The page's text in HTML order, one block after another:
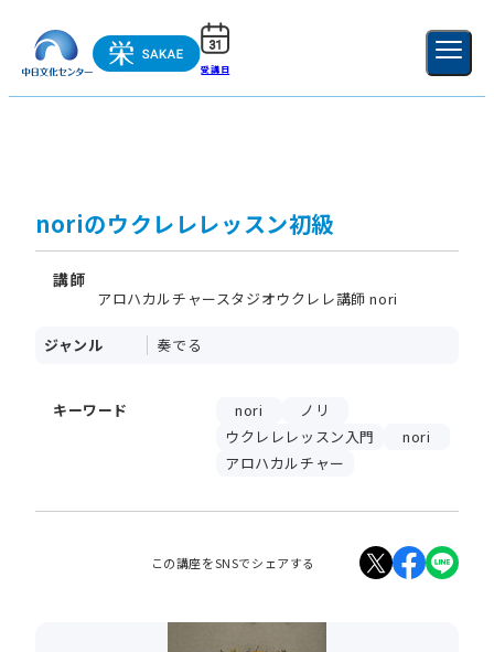
受講日 新規登録
noriのウクレレレッスン初級
講師
アロハカルチャースタジオウクレレ講師 nori
ジャンル 奏でる
キーワード nori
ノリ
ウクレレレッスン入門
nori
アロハカルチャー
この講座をSNSでシェアする